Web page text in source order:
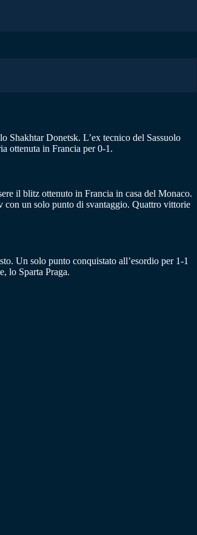
Shakhtar Donetsk. L’ex tecnico del Sassuolo
ottenuta in Francia per 0-1.
il blitz ottenuto in Francia in casa del Monaco.
un solo punto di svantaggio. Quattro vittorie
Un solo punto conquistato all’esordio per 1-1
lo Sparta Praga.